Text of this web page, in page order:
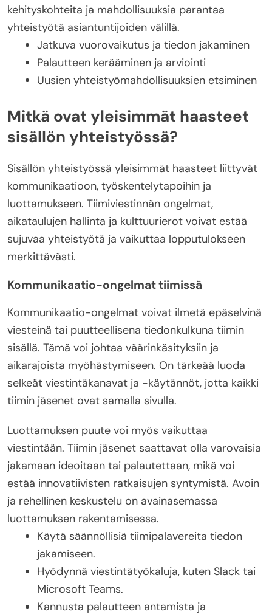
kehityskohteita ja mahdollisuuksia parantaa
yhteistyötä asiantuntijoiden välillä.
Jatkuva vuorovaikutus ja tiedon jakaminen
Palautteen kerääminen ja arviointi
Uusien yhteistyömahdollisuuksien etsiminen
Mitkä ovat yleisimmät haasteet
sisällön yhteistyössä?
Sisällön yhteistyössä yleisimmät haasteet liittyvät
kommunikaatioon, työskentelytapoihin ja
luottamukseen. Tiimiviestinnän ongelmat,
aikataulujen hallinta ja kulttuurierot voivat estää
sujuvaa yhteistyötä ja vaikuttaa lopputulokseen
merkittävästi.
Kommunikaatio-ongelmat tiimissä
Kommunikaatio-ongelmat voivat ilmetä epäselvinä
viesteinä tai puutteellisena tiedonkulkuna tiimin
sisällä. Tämä voi johtaa väärinkäsityksiin ja
aikarajoista myöhästymiseen. On tärkeää luoda
selkeät viestintäkanavat ja -käytännöt, jotta kaikki
tiimin jäsenet ovat samalla sivulla.
Luottamuksen puute voi myös vaikuttaa
viestintään. Tiimin jäsenet saattavat olla varovaisia
jakamaan ideoitaan tai palautettaan, mikä voi
estää innovatiivisten ratkaisujen syntymistä. Avoin
ja rehellinen keskustelu on avainasemassa
luottamuksen rakentamisessa.
Käytä säännöllisiä tiimipalavereita tiedon
jakamiseen.
Hyödynnä viestintätyökaluja, kuten Slack tai
Microsoft Teams.
Kannusta palautteen antamista ja